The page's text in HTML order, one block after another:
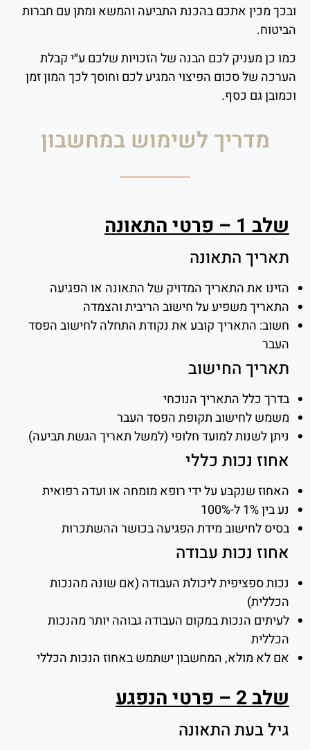
ובכך מכין אתכם בהכנת התביעה והמשא ומתן עם חברות
הביטוח.
כמו כן מעניק לכם הבנה של הזכויות שלכם ע״י קבלת
הערכה של סכום הפיצוי המגיע לכם וחוסך לכך המון זמן
וכמובן גם כסף.
מדריך לשימוש במחשבון
שלב 1 – פרטי התאונה
תאריך התאונה
הזינו את התאריך המדויק של התאונה או הפגיעה
התאריך משפיע על חישוב הריבית והצמדה
חשוב: התאריך קובע את נקודת התחלה לחישוב הפסד
העבר
תאריך החישוב
בדרך כלל התאריך הנוכחי
משמש לחישוב תקופת הפסד העבר
ניתן לשנות למועד חלופי (למשל תאריך הגשת תביעה)
אחוז נכות כללי
האחוז שנקבע על ידי רופא מומחה או ועדה רפואית
נע בין 1% ל-100%
בסיס לחישוב מידת הפגיעה בכושר ההשתכרות
אחוז נכות עבודה
נכות ספציפית ליכולת העבודה (אם שונה מהנכות
הכללית)
לעיתים הנכות במקום העבודה גבוהה יותר מהנכות
הכללית
אם לא מולא, המחשבון ישתמש באחוז הנכות הכללי
שלב 2 – פרטי הנפגע
גיל בעת התאונה